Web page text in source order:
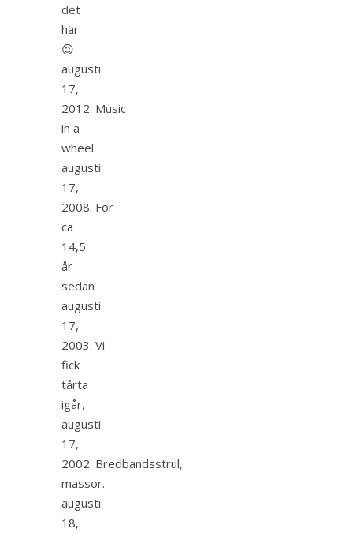
det
här
😉
augusti
17,
2012: Music
in a
wheel
augusti
17,
2008: För
ca
14,5
år
sedan
augusti
17,
2003: Vi
fick
tårta
igår,
augusti
17,
2002: Bredbandsstrul,
massor.
augusti
18,